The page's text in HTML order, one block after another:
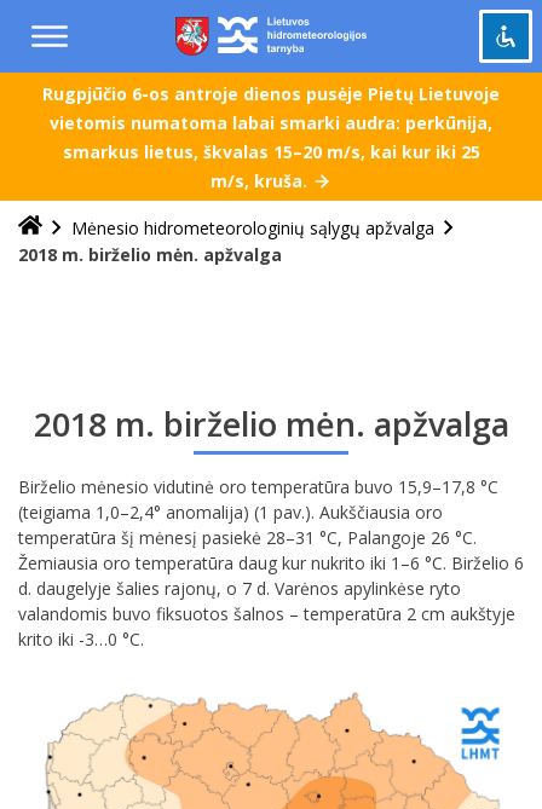
Pažymėti antraštes
zoom_out Tolinti
Priartinti
remove_circle_outline Sumažinti šriftą
Grąžinti
viską
pradinę
būseną
Rugpjūčio 6-os antroje dienos pusėje Pietų Lietuvoje
vietomis numatoma labai smarki audra: perkūnija,
smarkus lietus, škvalas 15–20 m/s, kai kur iki 25
m/s, kruša.
Mėnesio hidrometeorologinių sąlygų apžvalga
2018 m. birželio mėn. apžvalga
2018 m. birželio mėn. apžvalga
Birželio mėnesio vidutinė oro temperatūra buvo 15,9–17,8 °C
(teigiama 1,0–2,4° anomalija) (1 pav.). Aukščiausia oro
temperatūra šį mėnesį pasiekė 28–31 °C, Palangoje 26 °C.
Žemiausia oro temperatūra daug kur nukrito iki 1–6 °C. Birželio 6
d. daugelyje šalies rajonų, o 7 d. Varėnos apylinkėse ryto
valandomis buvo fiksuotos šalnos – temperatūra 2 cm aukštyje
krito iki -3…0 °C.